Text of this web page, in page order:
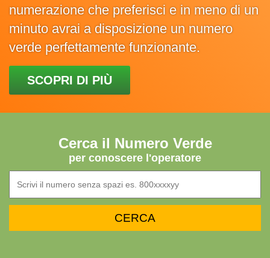
numerazione che preferisci e in meno di un
minuto avrai a disposizione un numero
verde perfettamente funzionante.
SCOPRI DI PIÙ
Cerca il Numero Verde
per conoscere l'operatore